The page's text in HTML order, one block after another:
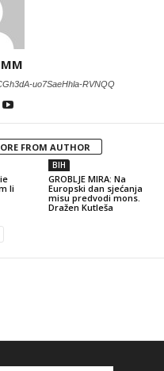
uo7SaeHhla-RVNQQ
FROM AUTHOR
li
BIH
GROBLJE MIRA: Na
Europski dan sjećanja
misu predvodi mons.
Dražen Kutleša